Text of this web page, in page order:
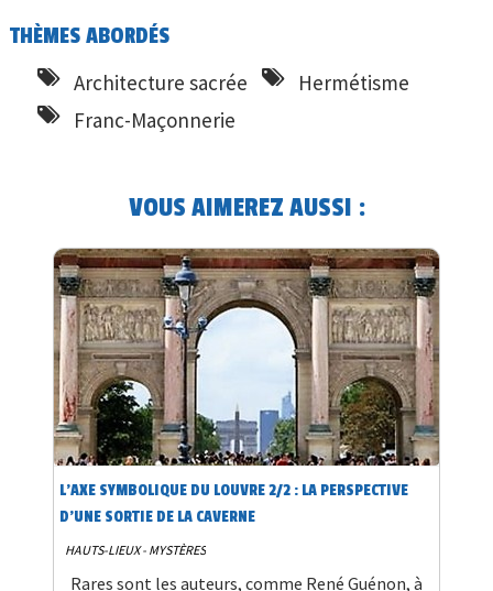
THÈMES ABORDÉS
Architecture sacrée
Hermétisme
Franc-Maçonnerie
VOUS AIMEREZ AUSSI :
L’AXE SYMBOLIQUE DU LOUVRE 2/2 : LA PERSPECTIVE
D’UNE SORTIE DE LA CAVERNE
HAUTS-LIEUX - MYSTÈRES
Rares sont les auteurs, comme René Guénon, à